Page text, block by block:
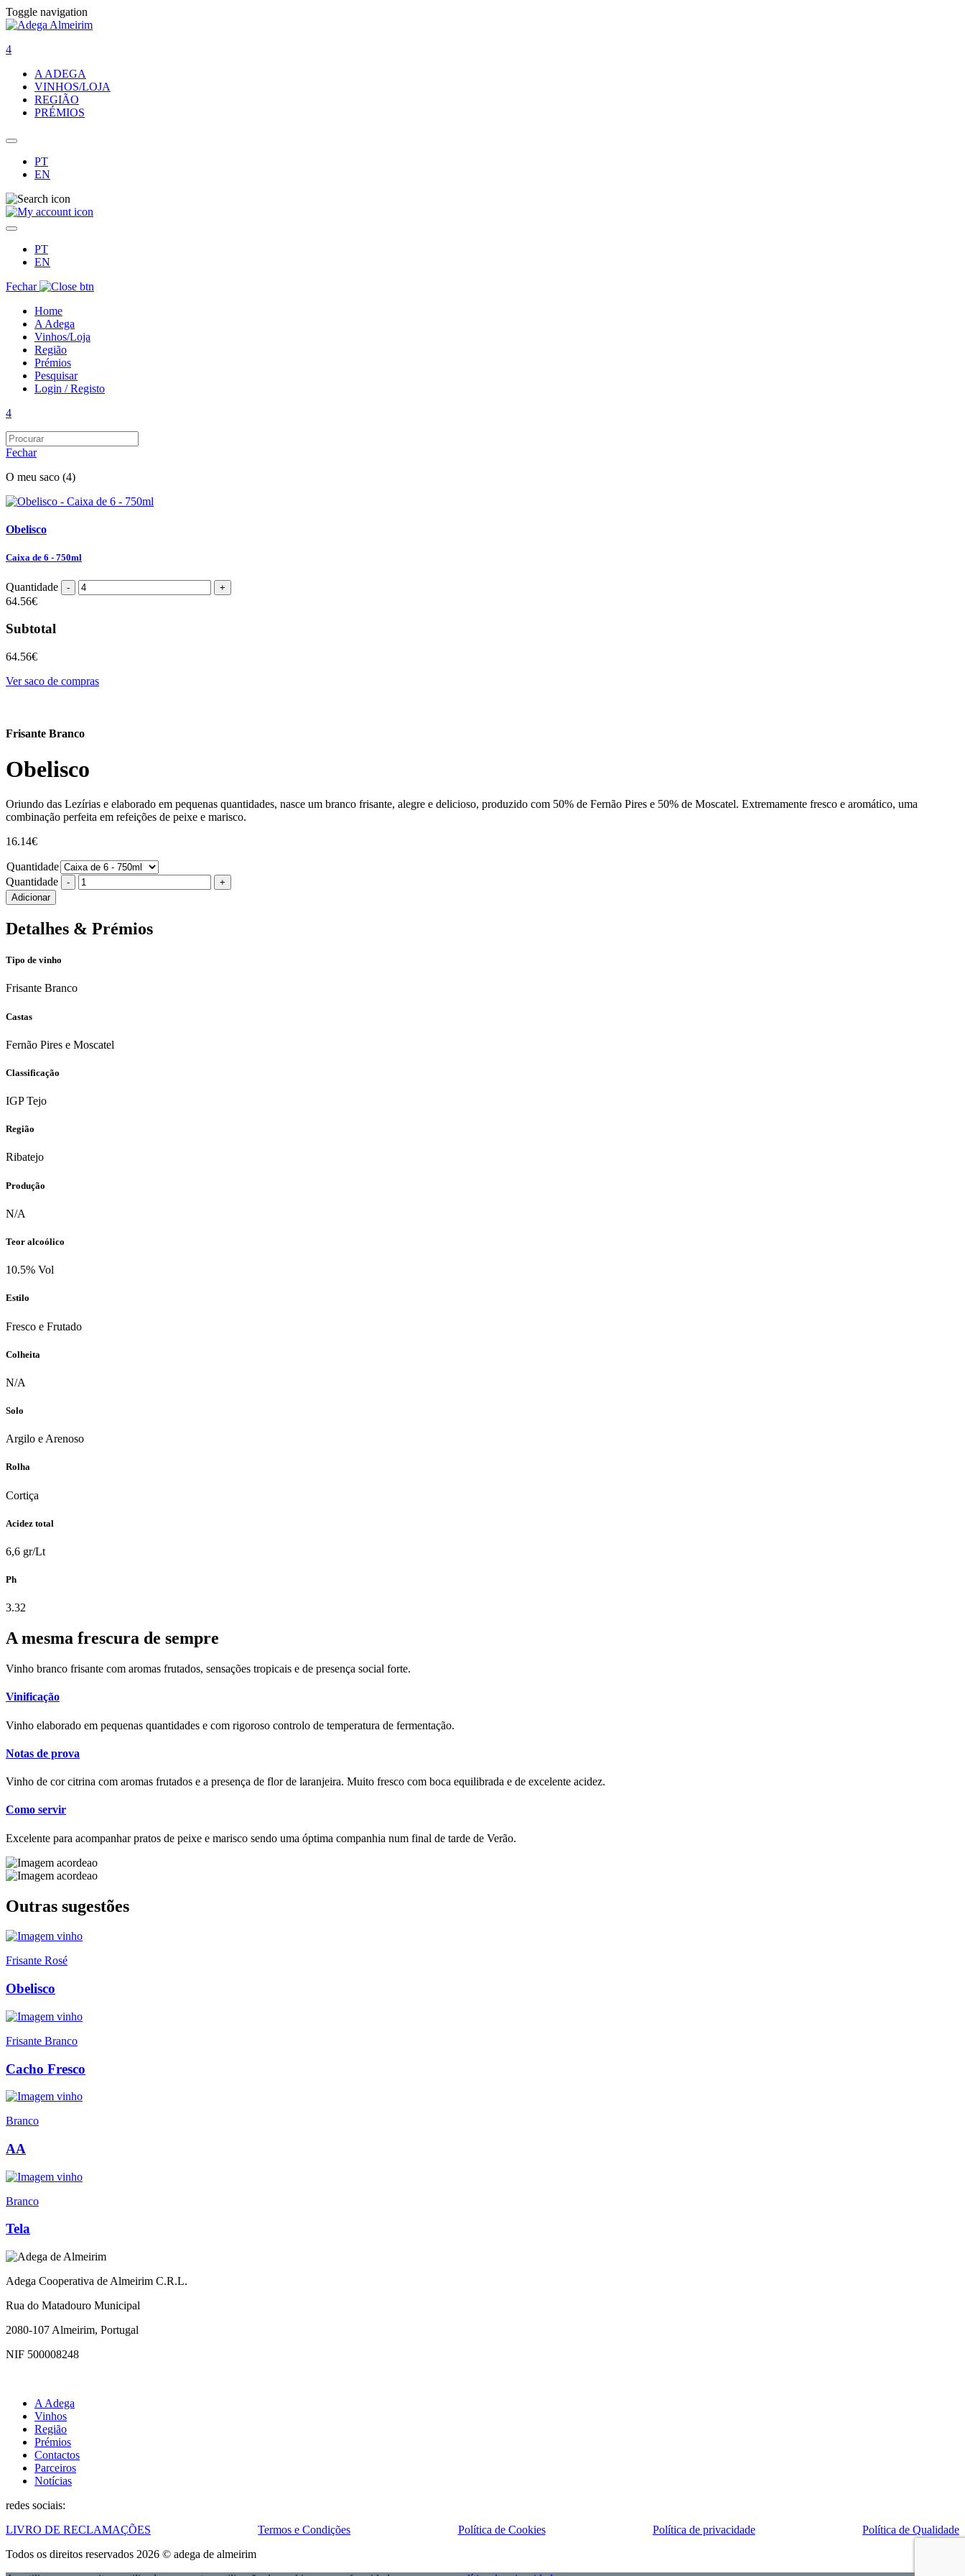
Toggle navigation
4
A ADEGA
VINHOS/LOJA
REGIÃO
PRÉMIOS
PT
EN
PT
EN
Fechar
Home
A Adega
Vinhos/Loja
Região
Prémios
Pesquisar
Login / Registo
4
Fechar
O meu saco (4)
Obelisco
Caixa de 6 - 750ml
Quantidade
64.56€
Subtotal
64.56€
Ver saco de compras
Frisante Branco
Obelisco
Oriundo das Lezírias e elaborado em pequenas quantidades, nasce um branco frisante, alegre e delicioso, produzido com 50% de Fernão Pires e 50% de Moscatel. Extremamente fresco e aromático, uma
combinação perfeita em refeições de peixe e marisco.
16.14€
Quantidade
Quantidade
Adicionar
Detalhes & Prémios
Tipo de vinho
Frisante Branco
Castas
Fernão Pires e Moscatel
Classificação
IGP Tejo
Região
Ribatejo
Produção
N/A
Teor alcoólico
10.5% Vol
Estilo
Fresco e Frutado
Colheita
N/A
Solo
Argilo e Arenoso
Rolha
Cortiça
Acidez total
6,6 gr/Lt
Ph
3.32
A mesma frescura de sempre
Vinho branco frisante com aromas frutados, sensações tropicais e de presença social forte.
Vinificação
Vinho elaborado em pequenas quantidades e com rigoroso controlo de temperatura de fermentação.
Notas de prova
Vinho de cor citrina com aromas frutados e a presença de flor de laranjeira. Muito fresco com boca equilibrada e de excelente acidez.
Como servir
Excelente para acompanhar pratos de peixe e marisco sendo uma óptima companhia num final de tarde de Verão.
Outras sugestões
Frisante Rosé
Obelisco
Frisante Branco
Cacho Fresco
Branco
AA
Branco
Tela
Adega Cooperativa de Almeirim C.R.L.
Rua do Matadouro Municipal
2080-107 Almeirim, Portugal
NIF 500008248
A Adega
Vinhos
Região
Prémios
Contactos
Parceiros
Notícias
redes sociais:
LIVRO DE RECLAMAÇÕES
Termos e Condições Política de Cookies Política de privacidade
Política de Qualidade
Todos os direitos reservados 2026 © adega de almeirim